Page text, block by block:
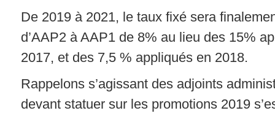
De 2019 à 2021, le taux fixé sera
d’AAP2 à AAP1 de 8% au lieu des 15%
2017, et des 7,5 % appliqués en 2018.
Rappelons s’agissant des adjoints
devant statuer sur les promotions 2019